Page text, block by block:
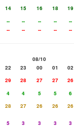
14 15 16 18 19
-- -- -- -- --
-- -- -- -- --
08/10
22 23 00 01 02
29 28 27 27 26
4 4 5 5 6
28 27 26 26 26
5 3 3 3 3